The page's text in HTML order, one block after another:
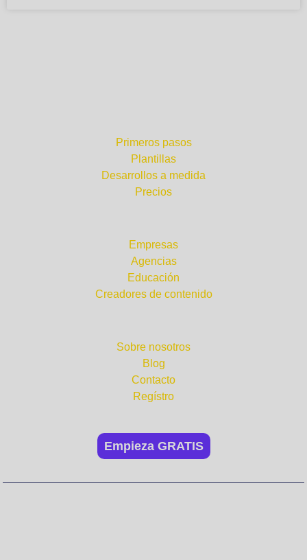
Primeros pasos
Plantillas
Desarrollos a medida
Precios
Empresas
Agencias
Educación
Creadores de contenido
Sobre nosotros
Blog
Contacto
Regístro
Empieza GRATIS